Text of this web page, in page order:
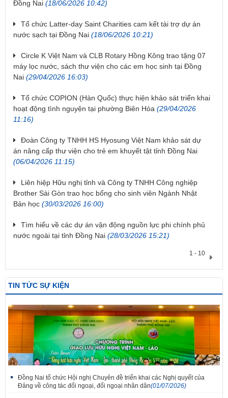
Đồng Nai (18/06/2026 10:42)
Tổ chức Latter-day Saint Charities cam kết tài trợ dự án
nước sạch tại Đồng Nai (18/06/2026 10:21)
Circle K Việt Nam và CLB Rotary Hồng Kông trao tặng 07
máy lọc nước, sách thư viện cho các em học sinh tại Đồng
Nai (29/04/2026 16:03)
Tổ chức COPION (Hàn Quốc) thực hiện khảo sát triển khai
hoạt động tình nguyện tại phường Biên Hòa (29/04/2026
11:16)
Đoàn Công ty TNHH HS Hyosung Việt Nam khảo sát dự
án nâng cấp thư viện cho trẻ em khuyết tật tỉnh Đồng Nai
(06/04/2026 11:15)
Liên hiệp Hữu nghị tỉnh và Công ty TNHH Công nghiệp
Brother Sài Gòn trao học bổng cho sinh viên Ngành Nhật
Bản học (30/03/2026 16:00)
Tìm hiểu về các dự án vận động nguồn lực phi chính phủ
nước ngoài tại tỉnh Đồng Nai (28/03/2026 15:21)
1 - 10
TIN TỨC SỰ KIỆN
Đồng Nai tổ chức Hội nghị Chuyên đề triển khai các Nghị quyết của
Đảng về công tác đối ngoại, đối ngoại nhân dân(01/07/2026)